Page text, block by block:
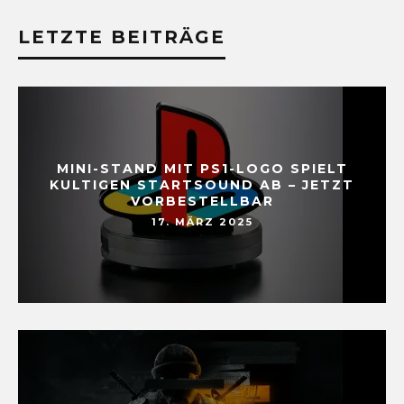
LETZTE BEITRÄGE
MINI-STAND MIT PS1-LOGO SPIELT
KULTIGEN STARTSOUND AB – JETZT
VORBESTELLBAR
17. MÄRZ 2025